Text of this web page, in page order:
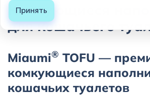
О бренде
Контакты
Комкующиеся
для кошачьего
Miaumi® TOFU —
комкующиеся
кошачьих туалетов
Принять